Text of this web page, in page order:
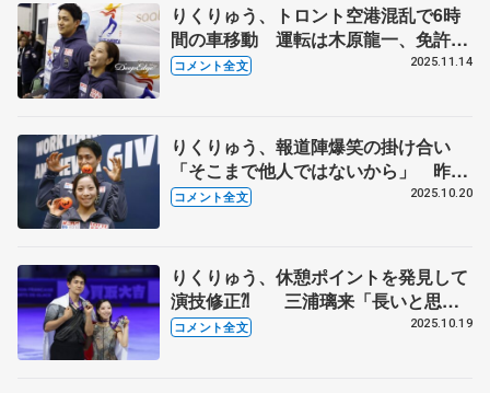
りくりゅう、トロント空港混乱で6時
間の車移動 運転は木原龍一、免許な
い三浦璃来「歌っていた」 ワールド
式練習】
コメント全文 2025.11.14
りくりゅう、報道陣爆笑の掛け合い
「そこまで他人ではないから」 昨季
と違って心に余裕、大会中に新しいゲ
コメント全文 2025.10.20
りくりゅう、休憩ポイントを発見して
演技修正⁈ 三浦璃来「長いと思っ
た」木原龍一「特技を身に」 【GP
コメント全文 2025.10.19